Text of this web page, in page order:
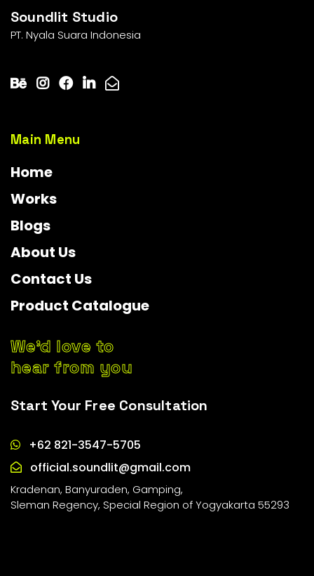
Soundlit Studio
PT. Nyala Suara Indonesia
Main Menu
Home
Works
Blogs
About Us
Contact Us
Product Catalogue
We’d love to
hear from you
Start Your Free Consultation
+62 821-3547-5705
official.soundlit@gmail.com
Kradenan, Banyuraden, Gamping,
Sleman Regency, Special Region of Yogyakarta 55293